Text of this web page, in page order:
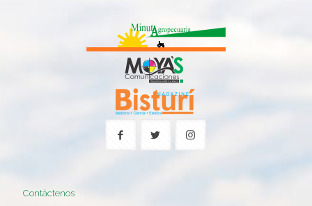
Contáctenos